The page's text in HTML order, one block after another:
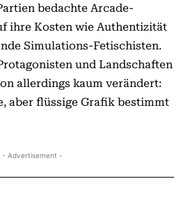
bedachte Arcade-
ihre Kosten wie Authentizität
Simulations-Fetischisten.
und Landschaften
allerdings kaum verändert:
aber flüssige Grafik bestimmt
- Advertisement -